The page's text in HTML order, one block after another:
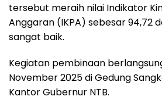
tersebut meraih nilai Indikator
Anggaran (IKPA) sebesar 94,72
sangat baik.
Kegiatan pembinaan
November 2025 di Gedung
Kantor Gubernur NTB.